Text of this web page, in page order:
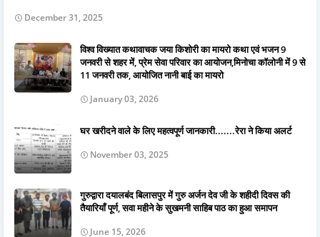
December 31, 2025
विश्व विख्यात कथावाचक जया किशोरी का मायरो कथा एवं भजन 9
जनवरी से शहर में, प्रेम सेवा परिवार का आयोजन,मिनोचा कॉलोनी में 9 से
11 जनवरी तक, आयोजित नानी बाई का मायरो
January 03, 2026
घर खरीदने वाले के लिए महत्वपूर्ण जानकारी.......रेरा ने किया अलर्ट
November 03, 2025
गुरुद्वारा दयालबंद बिलासपुर में गुरु अर्जन देव जी के शहीदी दिवस की
तैयारियाँ पूर्ण, सवा महीने के सुखमनी साहिब पाठ का हुआ समापन
June 15, 2026